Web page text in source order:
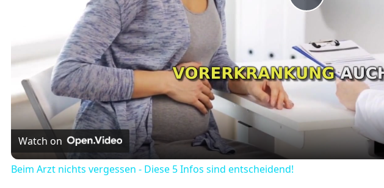
Play
Video
Watch on
Beim Arzt nichts vergessen - Diese 5 Infos sind entscheidend!